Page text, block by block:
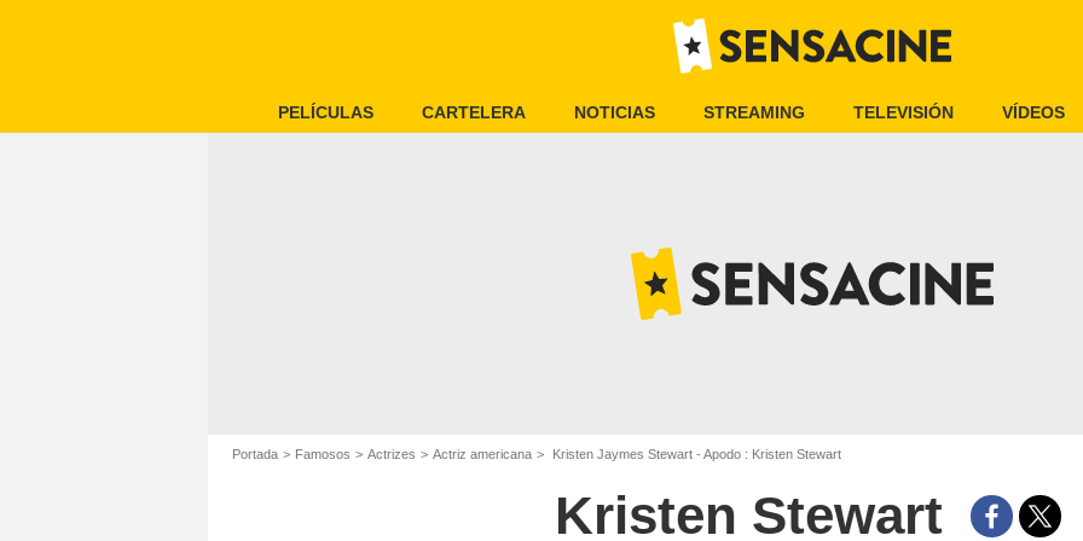
PELÍCULAS CARTELERA NOTICIAS STREAMING TELEVISIÓN VÍDEOS
Portada Famosos Actrizes Actriz americana Kristen Jaymes Stewart - Apodo : Kristen Stewart
Kristen Stewart